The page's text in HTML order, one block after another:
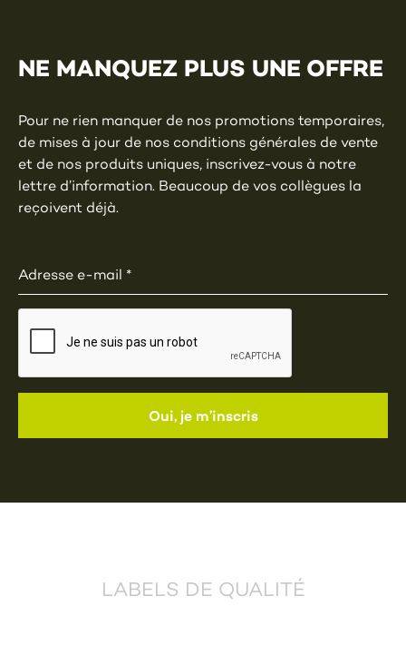
NE MANQUEZ PLUS UNE OFFRE
Pour ne rien manquer de nos promotions temporaires,
de mises à jour de nos conditions générales de vente
et de nos produits uniques, inscrivez-vous à notre
lettre d’information. Beaucoup de vos collègues la
reçoivent déjà.
LABELS DE QUALITÉ